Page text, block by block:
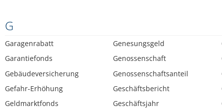
G
Garagenrabatt
Garantiefonds
Gebäudeversicherung
Gefahr-Erhöhung
Geldmarktfonds
Genesungsgeld
Genossenschaft
Genossenschaftsanteil
Geschäftsbericht
Geschäftsjahr